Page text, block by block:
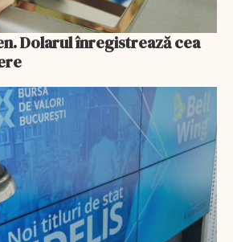
Dolarul înregistrează cea